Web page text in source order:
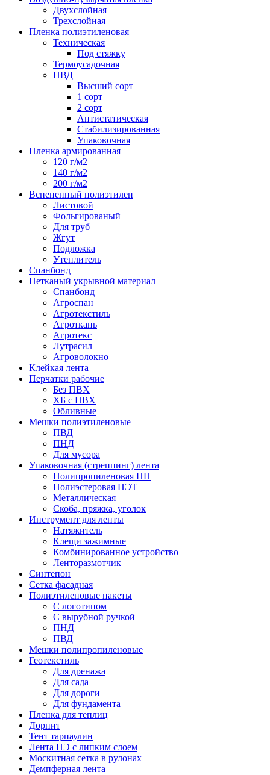
Двухслойная
Трехслойная
Пленка полиэтиленовая
Техническая
Под стяжку
Термоусадочная
ПВД
Высший сорт
1 сорт
2 сорт
Антистатическая
Стабилизированная
Упаковочная
Пленка армированная
120 г/м2
140 г/м2
200 г/м2
Вспененный полиэтилен
Листовой
Фольгированый
Для труб
Жгут
Подложка
Утеплитель
Спанбонд
Нетканый укрывной материал
Спанбонд
Агроспан
Агротекстиль
Агроткань
Агротекс
Лутрасил
Агроволокно
Клейкая лента
Перчатки рабочие
Без ПВХ
ХБ с ПВХ
Обливные
Мешки полиэтиленовые
ПВД
ПНД
Для мусора
Упаковочная (стреппинг) лента
Полипропиленовая ПП
Полиэстеровая ПЭТ
Металлическая
Скоба, пряжка, уголок
Инструмент для ленты
Натяжитель
Клещи зажимные
Комбинированное устройство
Ленторазмотчик
Синтепон
Сетка фасадная
Полиэтиленовые пакеты
С логотипом
С вырубной ручкой
ПНД
ПВД
Мешки полипропиленовые
Геотекстиль
Для дренажа
Для сада
Для дороги
Для фундамента
Пленка для теплиц
Дорнит
Тент тарпаулин
Лента ПЭ с липким слоем
Москитная сетка в рулонах
Демпферная лента